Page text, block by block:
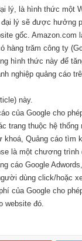
lý, là hình thức một
lý sẽ được hưởng
gốc. Amazon.com
trăm công ty
hình thức này để
nghiệp quảng cáo
này.
của Google cho
trang thuộc hệ thống
khoá, Quảng cáo tìm
là một chương
cáo Google
dùng click/hoặc
của Google cho
website đó.